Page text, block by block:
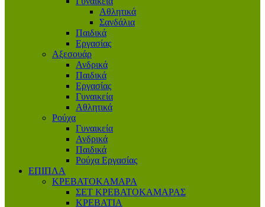
Αθλητικά
Σανδάλια
Παιδικά
Εργασίας
Αξεσουάρ
Ανδρικά
Παιδικά
Εργασίας
Γυναικεία
Αθλητικά
Ρούχα
Γυναικεία
Ανδρικά
Παιδικά
Ρούχα Εργασίας
ΕΠΙΠΛΑ
ΚΡΕΒΑΤΟΚΑΜΑΡΑ
ΣΕΤ ΚΡΕΒΑΤΟΚΑΜΑΡΑΣ
ΚΡΕΒΑΤΙΑ